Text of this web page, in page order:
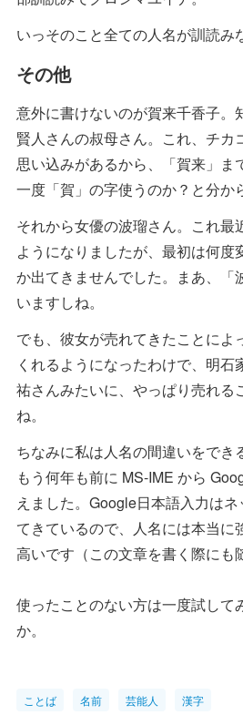
いっそのこと全ての人名が訓読み
その他
意外に書けないのが賀来千香子。
賢人さんの叔母さん。これ、チカ
思い込みがあるから、「賀来」ま
一度「賀」の字使うのか？と分か
それから女優の波瑠さん。これ最
ようになりましたが、最初は何度
か出てきませんでした。まあ、「
いますしね。
でも、彼女が売れてきたことによ
くれるようになったわけで、明石
祐さんみたいに、やっぱり売れる
ね。
ちなみに私は人名の間違いをでき
もう何年も前に MS-IME から
えました。Google日本語入力は
てきているので、人名には本当に
高いです（この文章を書く際にも
使ったことのない方は一度試して
か。
ことば 名前 芸能人 漢字